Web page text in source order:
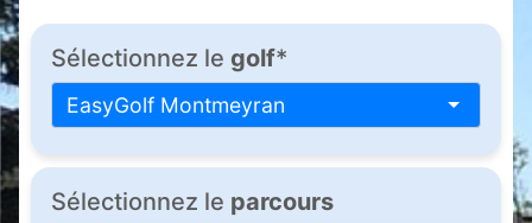
Sélectionnez le golf*
EasyGolf Montmeyran
Sélectionnez le parcours